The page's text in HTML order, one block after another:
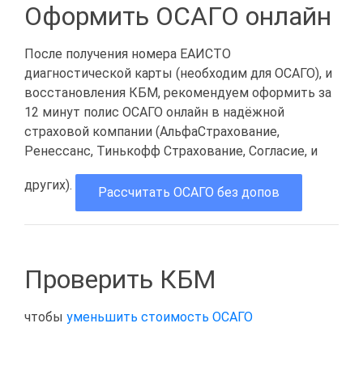
Оформить ОСАГО онлайн
После получения номера ЕАИСТО
диагностической карты (необходим для ОСАГО), и
восстановления КБМ, рекомендуем оформить за
12 минут полис ОСАГО онлайн в надёжной
страховой компании (АльфаСтрахование,
Ренессанс, Тинькофф Страхование, Согласие, и
других). Рассчитать ОСАГО без допов
Проверить КБМ
чтобы уменьшить стоимость ОСАГО